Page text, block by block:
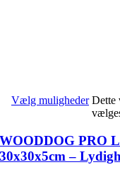
Vælg muligheder Dette
WOODDOG PRO
30x30x5cm –